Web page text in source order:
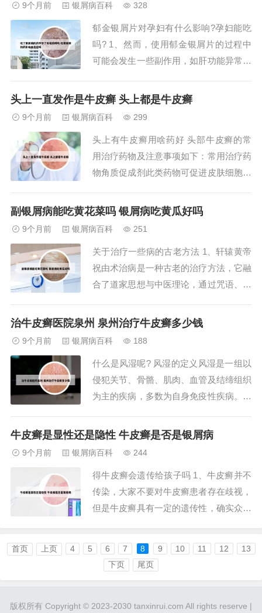
疗，如糖皮质激素、维A酸类药物等。口
服药则包括...
9个月前 银屑病百科 328
郁金银屑片对孕妇有什么影响?孕妇能吃
吗? 1、然而，使用郁金银屑片的过程中
可能会发生一些副作用，如肝功能异常、
的某些成分过敏，会出现过敏反应。因
是否出现不适反应。2、特殊人群用药儿
童用药：儿童...
头上一直发作是牛皮癣 头上都是牛皮癣
9个月前 银屑病百科 299
头上有牛皮癣用啥药好 头部牛皮癣的常
用治疗药物及注意事项如下：常用治疗药
物角质促成剂此类药物可促进皮肤细胞正
焦油、5%-10%硫磺软膏、5%水杨酸软膏
角质层，增强药物渗透性。头部牛皮癣需
根据病...
副银屑病能吃黄花菜吗 银屑病吃黄瓜好吗
9个月前 银屑病百科 251
关于治疗一些病的古老方法 1、轩辕黄帝
祝由术治病是一种古老的治疗方法，它融
合了道家思想与中医理论，通过咒语、画
血疗法：放血疗法是古代西方医学中一种
或多余血液来治疗疾病。然而，这种方法
往往导致患...
治牛皮癣医院泉州 泉州治疗牛皮癣多少钱
9个月前 银屑病百科 188
什么是风湿呢? 风湿的定义风湿是一组以
侵犯关节、骨骼、肌肉、血管及结缔组织
为主的疾病，多数为自身免疫性疾病。其
倾向。病因可能与感染（如链球菌、EB
是一组以侵犯关节、骨骼、肌肉、血管及
有关软组织...
牛皮癣是显性还是隐性 牛皮癣是否是银屑病
9个月前 银屑病百科 244
得牛皮癣会遗传给孩子吗 1、牛皮癣并不
传染，大家不要对牛皮癣患者存在歧视，
但是牛皮癣具有一定的遗传性，确实众所
是牛皮癣患者的话，子女的发病率还是比
较高的，在50%～66%单方父母患有牛皮
癣，发病几率比较低，为14%左右.所以
说一...
首页 上页 4 5 6 7 8 9 10 11 12
13
下页
尾页
版权所有 Copyright © 2023-2030 tanxinrui.com All rights reserve |